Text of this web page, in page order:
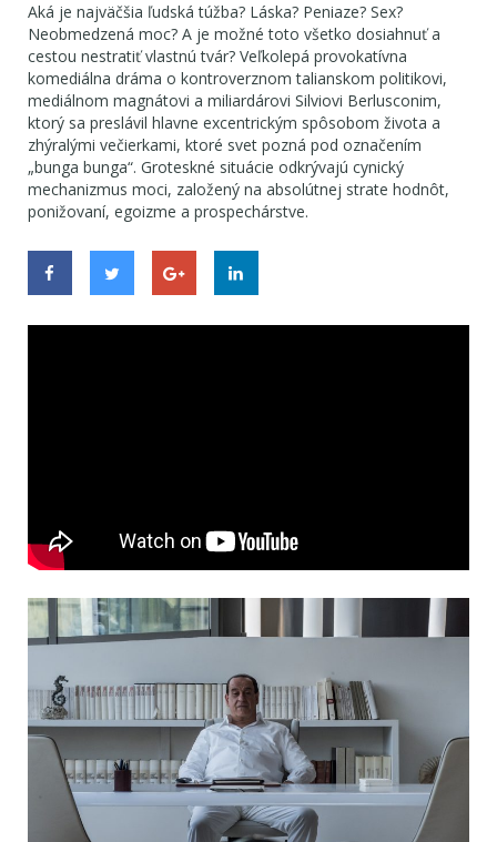
Aká je najväčšia ľudská túžba? Láska? Peniaze? Sex?
Neobmedzená moc? A je možné toto všetko dosiahnuť a
cestou nestratiť vlastnú tvár? Veľkolepá provokatívna
komediálna dráma o kontroverznom talianskom politikovi,
mediálnom magnátovi a miliardárovi Silviovi Berlusconim,
ktorý sa preslávil hlavne excentrickým spôsobom života a
zhýralými večierkami, ktoré svet pozná pod označením
„bunga bunga“. Groteskné situácie odkrývajú cynický
mechanizmus moci, založený na absolútnej strate hodnôt,
ponižovaní, egoizme a prospechárstve.